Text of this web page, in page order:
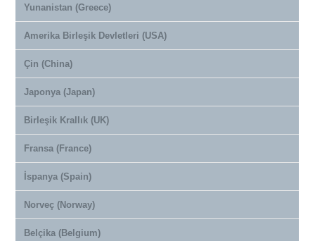
Yunanistan (Greece)
Amerika Birleşik Devletleri (USA)
Çin (China)
Japonya (Japan)
Birleşik Krallık (UK)
Fransa (France)
İspanya (Spain)
Norveç (Norway)
Belçika (Belgium)